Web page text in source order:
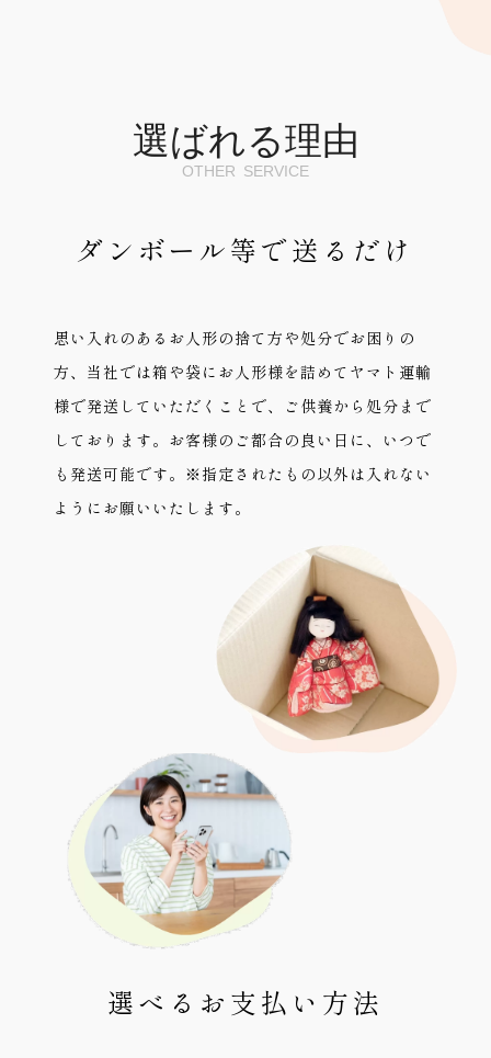
選ばれる理由
OTHER SERVICE
ダンボール等で送るだけ
思い入れのあるお人形の捨て方や処分でお困りの
方、当社では箱や袋にお人形様を詰めてヤマト運輸
様で発送していただくことで、ご供養から処分まで
しております。お客様のご都合の良い日に、いつで
も発送可能です。※指定されたもの以外は入れない
ようにお願いいたします。
選べるお支払い方法